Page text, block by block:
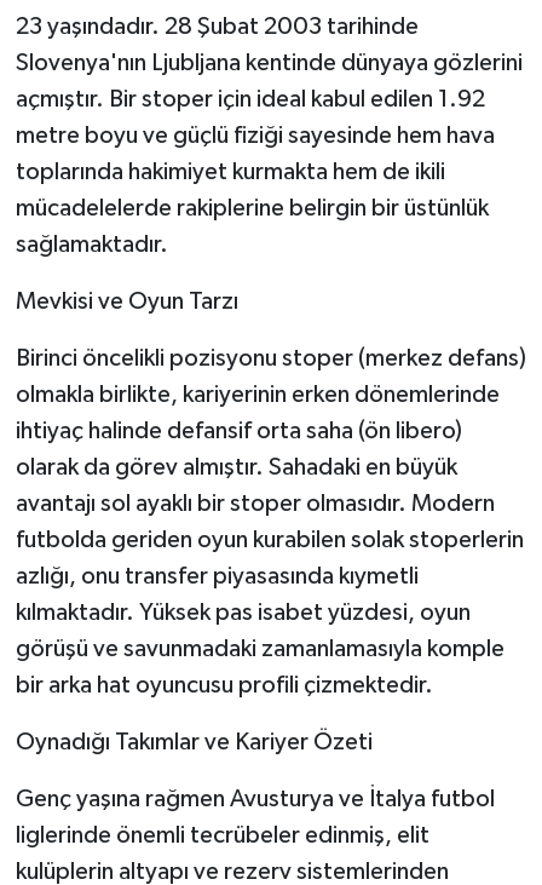
23 yaşındadır. 28 Şubat 2003 tarihinde
Slovenya'nın Ljubljana kentinde dünyaya gözlerini
açmıştır. Bir stoper için ideal kabul edilen 1.92
metre boyu ve güçlü fiziği sayesinde hem hava
toplarında hakimiyet kurmakta hem de ikili
mücadelelerde rakiplerine belirgin bir üstünlük
sağlamaktadır.
Mevkisi ve Oyun Tarzı
Birinci öncelikli pozisyonu stoper (merkez defans)
olmakla birlikte, kariyerinin erken dönemlerinde
ihtiyaç halinde defansif orta saha (ön libero)
olarak da görev almıştır. Sahadaki en büyük
avantajı sol ayaklı bir stoperolmasıdır. Modern
futbolda geriden oyun kurabilen solak stoperlerin
azlığı, onu transfer piyasasında kıymetli
kılmaktadır. Yüksek pas isabet yüzdesi, oyun
görüşü ve savunmadaki zamanlamasıyla komple
bir arka hat oyuncusu profili çizmektedir.
Oynadığı Takımlar ve Kariyer Özeti
Genç yaşına rağmen Avusturya ve İtalya futbol
liglerinde önemli tecrübeler edinmiş, elit
kulüplerin altyapı ve rezerv sistemlerinden
Teknoloji
Türkiye
İletişim
Künye